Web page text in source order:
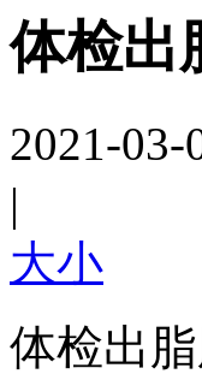
体检出
2021-03-
|
大小
体检出